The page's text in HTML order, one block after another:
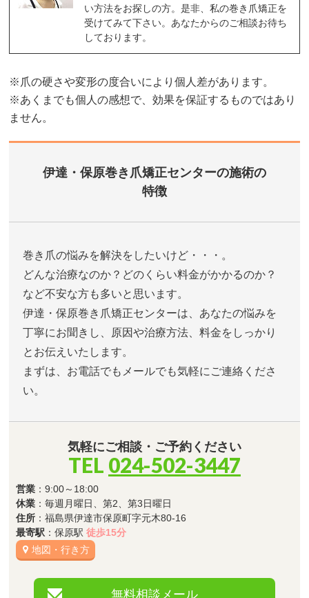
い方法をお探しの方。是非、私の巻き爪矯正を
受けてみて下さい。あなたからのご相談お待ち
しております。
※爪の硬さや変形の度合いにより個人差があります。
※あくまでも個人の感想で、効果を保証するものではあり
ません。
伊達・保原巻き爪矯正センターの施術の
特徴
巻き爪の悩みを解決をしたいけど・・・。
どんな治療なのか？どのくらい料金がかかるのか？
など不安な方も多いと思います。
伊達・保原巻き爪矯正センターは、あなたの悩みを
丁寧にお聞きし、原因や治療方法、料金をしっかり
とお伝えいたします。
まずは、お電話でもメールでも気軽にご連絡くださ
い。
気軽にご相談・ご予約ください
TEL 024-502-3447
営業 ：9:00～18:00
休業 ：毎週月曜日、第2、第3日曜日
住所 ：福島県伊達市保原町字元木80-16
最寄駅 ：保原駅徒歩15分
地図・行き方
無料相談メール